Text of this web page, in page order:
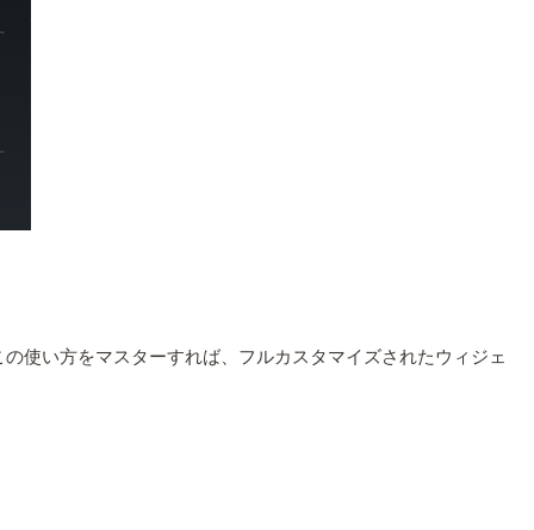
使い方をマスターすれば、フルカスタマイズされたウィジェ